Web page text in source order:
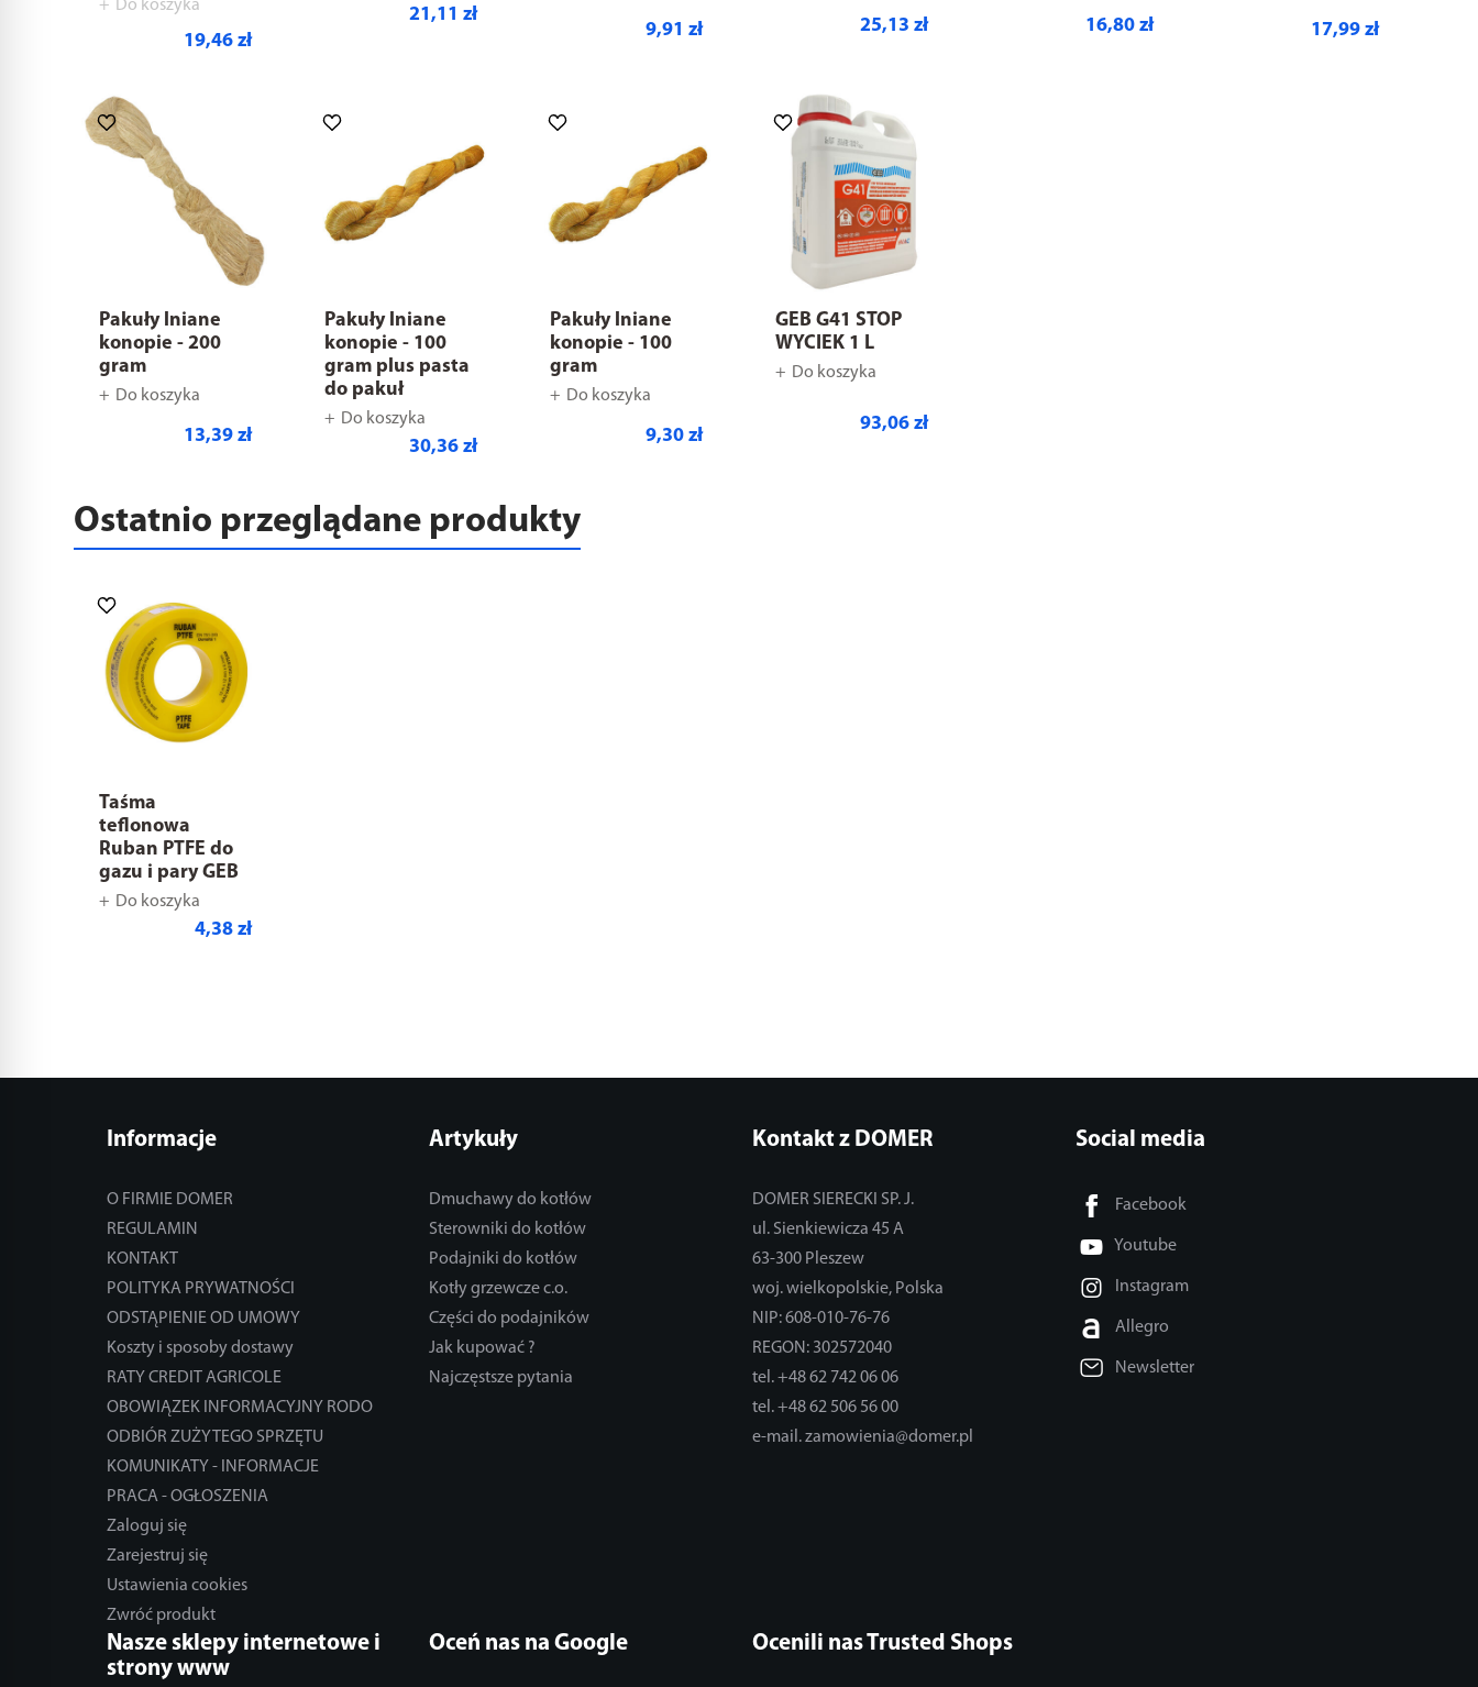
Do koszyka
19,46 zł
21,11 zł
9,91 zł 25,13 zł 16,80 zł 17,99 zł
Pakuły lniane
konopie - 200
gram
Do koszyka
13,39 zł
Pakuły lniane
konopie - 100
gram plus pasta
do pakuł
Do koszyka
30,36 zł
Pakuły lniane
konopie - 100
gram
Do koszyka
9,30 zł
GEB G41 STOP
WYCIEK 1 L
Do koszyka
93,06 zł
Ostatnio przeglądane produkty
Taśma
teflonowa
Ruban PTFE do
gazu i pary GEB
Do koszyka
4,38 zł
Informacje
O FIRMIE DOMER
REGULAMIN
KONTAKT
POLITYKA PRYWATNOŚCI
ODSTĄPIENIE OD UMOWY
Koszty i sposoby dostawy
RATY CREDIT AGRICOLE
OBOWIĄZEK INFORMACYJNY RODO
ODBIÓR ZUŻYTEGO SPRZĘTU
KOMUNIKATY - INFORMACJE
PRACA - OGŁOSZENIA
Zaloguj się
Zarejestruj się
Ustawienia cookies
Zwróć produkt
Artykuły
Dmuchawy do kotłów
Sterowniki do kotłów
Podajniki do kotłów
Kotły grzewcze c.o.
Części do podajników
Jak kupować ?
Najczęstsze pytania
Kontakt z DOMER
DOMER SIERECKI SP. J.
ul. Sienkiewicza 45 A
63-300 Pleszew
woj. wielkopolskie, Polska
NIP: 608-010-76-76
REGON: 302572040
tel. +48 62 742 06 06
tel. +48 62 506 56 00
e-mail. zamowienia@domer.pl
Nasze sklepy internetowe i
strony www
Oceń nas na Google Ocenili nas Trusted Shops
Social media
Facebook
Youtube
Instagram
Allegro
Newsletter